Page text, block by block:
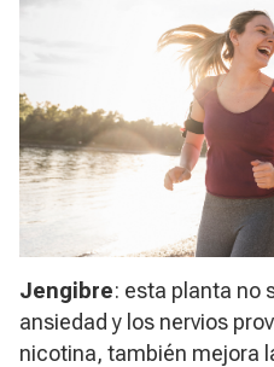
Jengibre: esta planta no
ansiedad y los nervios
nicotina, también mejora